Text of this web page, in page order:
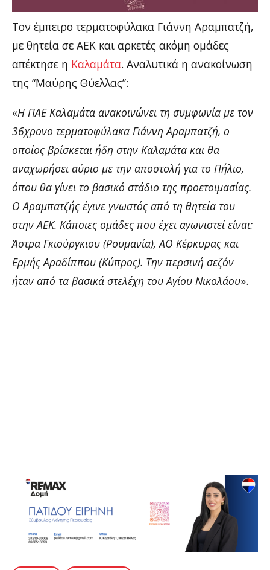
Τον έμπειρο τερματοφύλακα Γιάννη Αραμπατζή,
με θητεία σε ΑΕΚ και αρκετές ακόμη ομάδες
απέκτησε η Καλαμάτα. Αναλυτικά η ανακοίνωση
της “Μαύρης Θύελλας”:
«Η ΠΑΕ Καλαμάτα ανακοινώνει τη συμφωνία με τον
36χρονο τερματοφύλακα Γιάννη Αραμπατζή, ο
οποίος βρίσκεται ήδη στην Καλαμάτα και θα
αναχωρήσει αύριο με την αποστολή για το Πήλιο,
όπου θα γίνει το βασικό στάδιο της προετοιμασίας.
Ο Αραμπατζής έγινε γνωστός από τη θητεία του
στην ΑΕΚ. Κάποιες ομάδες που έχει αγωνιστεί είναι:
Άστρα Γκιούργκιου (Ρουμανία), ΑΟ Κέρκυρας και
Ερμής Αραδίππου (Κύπρος). Την περσινή σεζόν
ήταν από τα βασικά στελέχη του Αγίου Νικολάου».